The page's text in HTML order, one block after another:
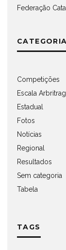
Federação
Competições
Escala
Estadual
Fotos
Notícias
Regional
Resultados
Sem categoria
Tabela
TAGS